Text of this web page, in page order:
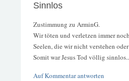
Sinnlos
Zustimmung zu ArminG.
Wir töten und verletzen immer
Seelen, die wir nicht verstehen
Somit war Jesus Tod völlig
Auf Kommentar antworten